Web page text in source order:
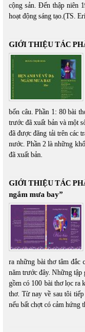
cộng sản. Đến thập niên
hoạt động sáng tạo.(TS.
GIỚI THIỆU TÁC
bốn câu. Phần 1: 80 bài
trước đã xuất bản và một
đã được đăng tải trên các
nước. Phần 2 là những
đã xuất bản.
GIỚI THIỆU TÁC
ngắm mưa bay”
ra những bài thơ tâm đắc
năm trước đây. Những tập
gồm có 100 bài thơ lọc ra
thơ. Từ nay về sau tôi
nếu bất chợt có cảm hứng